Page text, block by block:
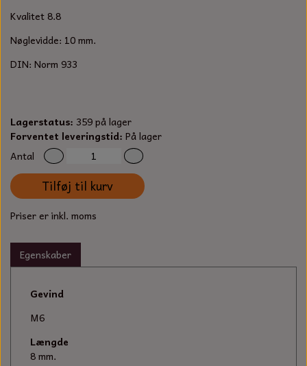
OLIE TIL SMÅMOTORER & HAVEMASKINER
SPÆNDEBÅND
BENSINSLANGE OG FILTRE
STARTSNOR OG TILBEHØR
UNIVERSAL REMSKIVER OG STYRERULLER
STIKSAV KLINGER
MEJSLER
VÆRKTØJSSÆT
FEDTPRESSER
Kvalitet 8.8
Nøglevidde: 10 mm.
DIN: Norm 933
Lagerstatus: 359 på lager
Forventet leveringstid: På lager
Antal
Tilføj til kurv
Priser er inkl. moms
Egenskaber
Gevind
M6
Længde
8 mm.